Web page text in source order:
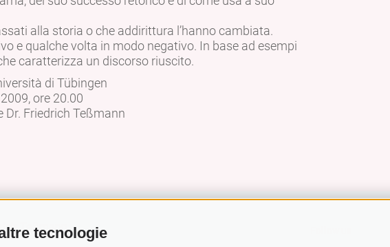
tecnologie
alla storia o che addirittura l’hanno cambiata.
e qualche volta in modo negativo. In base ad esempi
caratterizza un discorso riuscito.
di Tübingen
ore 20.00
Dr. Friedrich Teßmann
Teßmann